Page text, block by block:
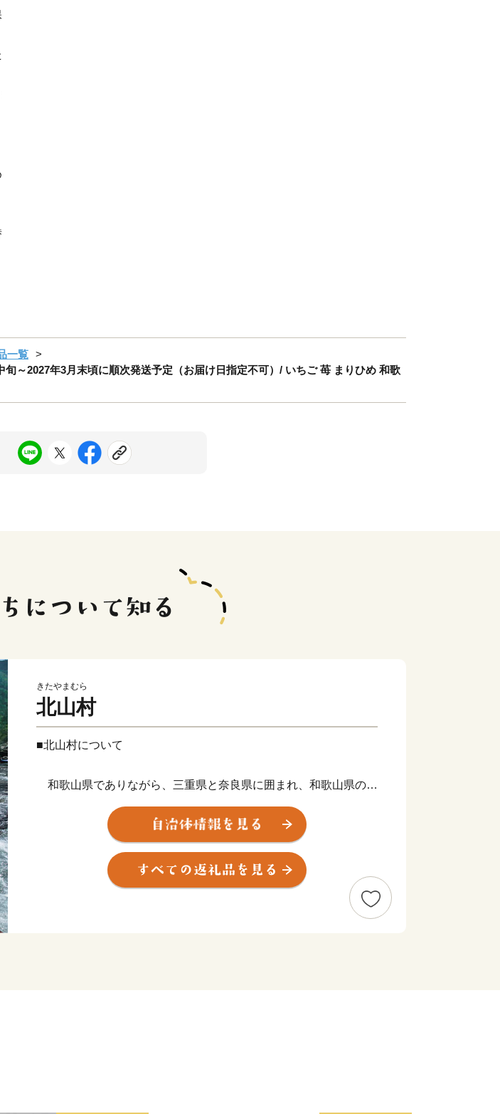
一覧
～2027年3月末頃に順次発送予定（お届け日指定不可）/ いちご 苺 まりひめ 和歌
きたやまむら
北山村
■北山村について
和歌山県でありながら、三重県と奈良県に囲まれ、和歌山県のど
の市町村とも隣接しない特殊な位置にある北山村は、日本で唯一の
飛び地の村です。村の97%を山林が占め、すぐそばを北山川が悠々
と流れる自然豊かな人口500人程度の小さな村です。
過去に「美しい日本のむら景観コンテスト」で農林水産大臣賞を受
賞したこともあります。
以前は交通も不便で「陸の孤島」と呼ばれるほどでしたが、ここ数